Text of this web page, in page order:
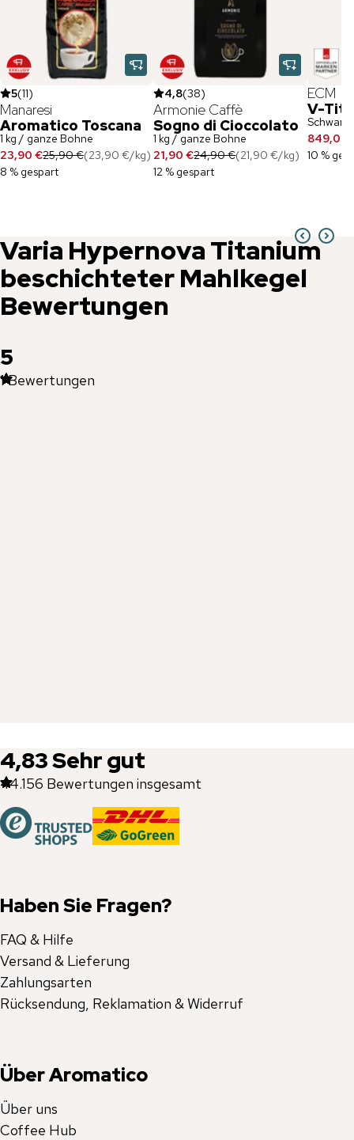
5(11)
Manaresi
Aromatico Toscana
1 kg / ganze Bohne
23,90 €25,90 €(23,90 €/kg)
8 % gespart
4,8(38)
Armonie Caffè
Sogno di Cioccolato
1 kg / ganze Bohne
21,90 €24,90 €(21,90 €/kg)
12 % gespart
ECM
V-
Schwarz
849,00
10 %
Varia Hypernova Titanium
beschichteter Mahlkegel
Bewertungen
5
1Bewertungen
4,83Sehr gut
44.156 Bewertungen insgesamt
Haben Sie Fragen?
FAQ & Hilfe
Versand & Lieferung
Zahlungsarten
Rücksendung, Reklamation & Widerruf
Über Aromatico
Über uns
Coffee Hub